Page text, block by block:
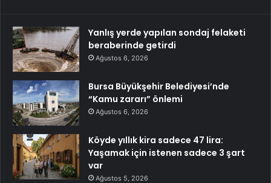
Yanlış yerde yapılan sondaj felaketi
beraberinde getirdi
Ağustos 6, 2026
Bursa Büyükşehir Belediyesi’nde
“Kamu zararı” önlemi
Ağustos 6, 2026
Köyde yıllık kira sadece 47 lira:
Yaşamak için istenen sadece 3 şart
var
Ağustos 5, 2026